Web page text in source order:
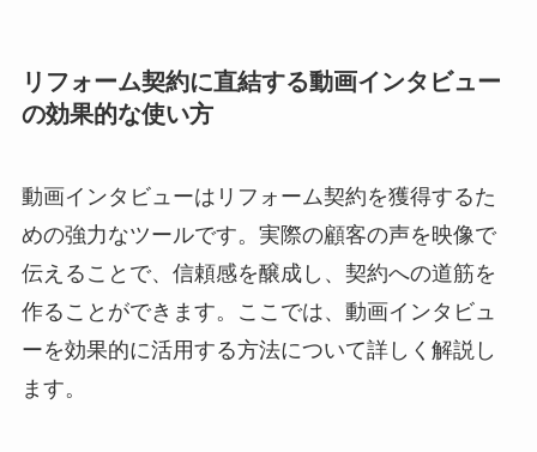
リフォーム契約に直結する動画インタビュー
の効果的な使い方
動画インタビューはリフォーム契約を獲得するた
めの強力なツールです。実際の顧客の声を映像で
伝えることで、信頼感を醸成し、契約への道筋を
作ることができます。ここでは、動画インタビュ
ーを効果的に活用する方法について詳しく解説し
ます。